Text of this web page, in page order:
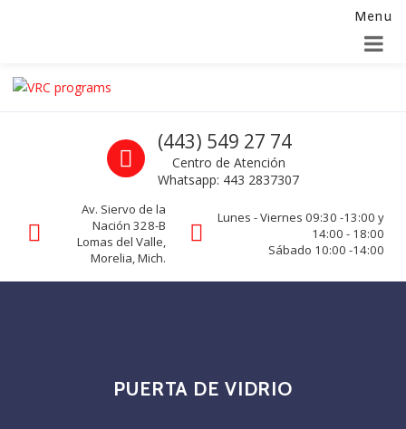
Menu
Skip to navigation
Skip to content
La seguridad de su empresa es nuestro negocio.
Call us
(443) 549 27 74
Centro de Atención
Whatsapp: 443 2837307
Av. Siervo de la
Nación 328-B
Lomas del Valle,
Morelia, Mich.
Lunes - Viernes 09:30 -13:00 y
14:00 - 18:00
Sábado 10:00 -14:00
PUERTA DE VIDRIO